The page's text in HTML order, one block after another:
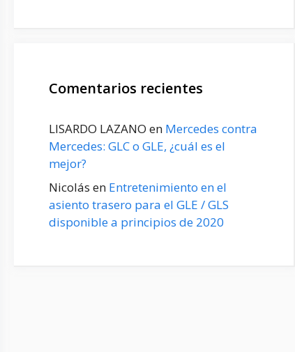
Comentarios recientes
LISARDO LAZANO en Mercedes contra
Mercedes: GLC o GLE, ¿cuál es el
mejor?
Nicolás en Entretenimiento en el
asiento trasero para el GLE / GLS
disponible a principios de 2020